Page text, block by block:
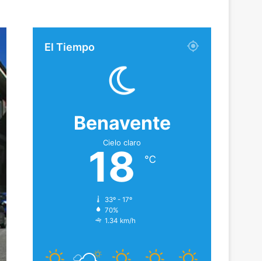
El Tiempo
Benavente
Cielo claro
18 ℃
33º - 17º
70%
1.34 km/h